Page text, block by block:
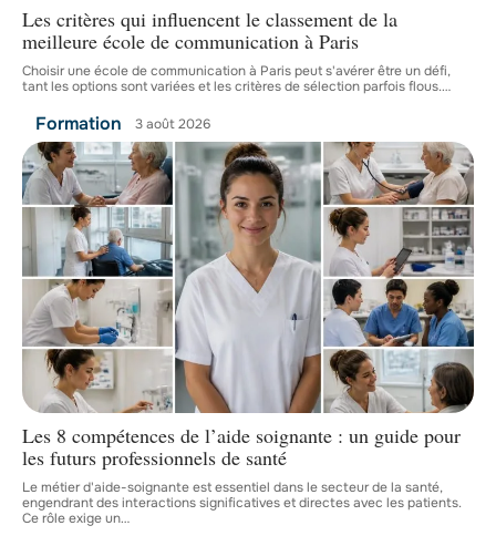
Les critères qui influencent le classement de la
meilleure école de communication à Paris
Choisir une école de communication à Paris peut s'avérer être un défi,
tant les options sont variées et les critères de sélection parfois flous.…
Formation 3 août 2026
Les 8 compétences de l’aide soignante : un guide pour
les futurs professionnels de santé
Le métier d'aide-soignante est essentiel dans le secteur de la santé,
engendrant des interactions significatives et directes avec les patients.
Ce rôle exige un…